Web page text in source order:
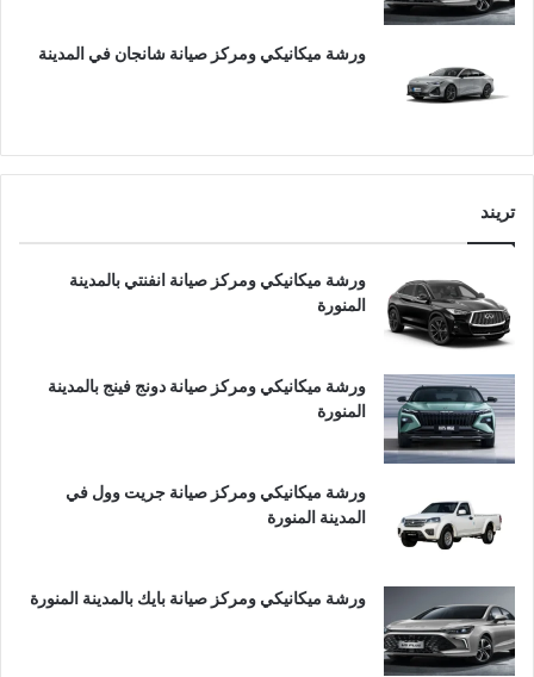
ورشة ميكانيكي ومركز صيانة شانجان في المدينة
تريند
ورشة ميكانيكي ومركز صيانة انفنتي بالمدينة
المنورة
ورشة ميكانيكي ومركز صيانة دونج فينج بالمدينة
المنورة
ورشة ميكانيكي ومركز صيانة جريت وول في
المدينة المنورة
ورشة ميكانيكي ومركز صيانة بايك بالمدينة المنورة